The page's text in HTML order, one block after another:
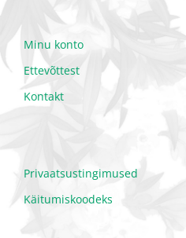
Minu konto
Ettevõttest
Kontakt
Privaatsustingimused
Käitumiskoodeks